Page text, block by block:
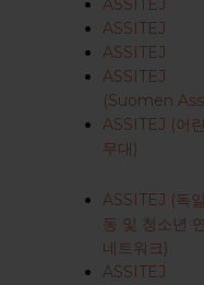
ASSITEJ
ASSITEJ
ASSITEJ
ASSITEJ
(Suomen
ASSITEJ (어
무대)
ASSITEJ (독
동 및 청소년
네트워크)
ASSITEJ